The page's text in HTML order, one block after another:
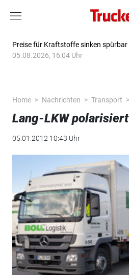
Preise für Kraftstoffe sinken spürbar
05.08.2026, 16:04 Uhr
Home Nachrichten Transport
Lang-LKW polarisiert
05.01.2012 10:43 Uhr